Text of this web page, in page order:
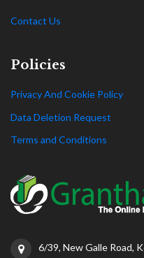
Contact Us
Policies
Privacy And Cookie Policy
Data Deletion Request
Terms and Conditions
6/39, New Galle Road,